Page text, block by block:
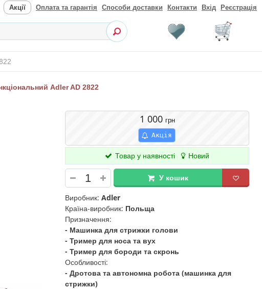
Акції Оплата та гарантія Способи доставки Контакти Вхід Реєстрація
Adler AD 2822
1 000 грн
Акція
Товар у наявності Новий
У кошик
Виробник: Adler
Країна-виробник: Польща
Призначення:
- Машинка для стрижки голови
- Тример для носа та вух
- Тример для бороди та скронь
Особливості:
- Дротова та автономна робота (машинка для
стрижки)